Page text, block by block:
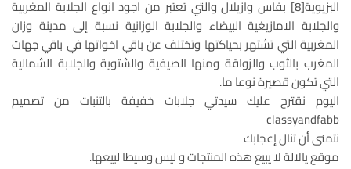
البزيوية[8] بفاس وازيلال والتي تعتبر من اجود انواع الجلابة المغربية
والجلابة الامازيغية البيضاء والجلابة الوزانية نسبة إلى مدينة وزان
المغربية التي تشتهر بحياكتها وتختلف عن باقي اخواتها في باقي جهات
المغرب بالثوب والزواقة ومنها الصيفية والشتوية والجلابة الشمالية
التي تكون قصيرة نوعا ما.
اليوم نقترح عليك سيدتي جلابات خفيفة بالتنبات من تصميم
classyandfabb
نتمنى أن تنال إعجابك
موقع يالالة لا يبيع هذه المنتجات و ليس وسيطا لبيعها.